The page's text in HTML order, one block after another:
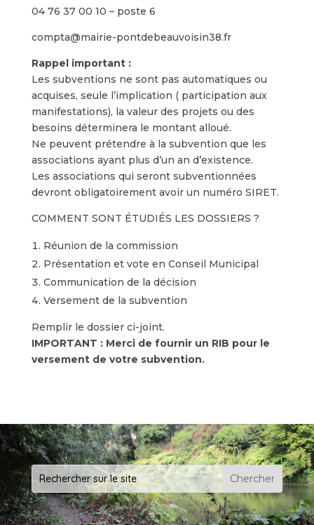
04 76 37 00 10 – poste 6
compta@mairie-pontdebeauvoisin38.fr
Rappel important :
Les subventions ne sont pas automatiques ou
acquises, seule l’implication ( participation aux
manifestations), la valeur des projets ou des
besoins déterminera le montant alloué.
Ne peuvent prétendre à la subvention que les
associations ayant plus d’un an d’existence.
Les associations qui seront subventionnées
devront obligatoirement avoir un numéro SIRET.
COMMENT SONT ÉTUDIÉS LES DOSSIERS ?
Réunion de la commission
Présentation et vote en Conseil Municipal
Communication de la décision
Versement de la subvention
Remplir le dossier ci-joint.
IMPORTANT : Merci de fournir un RIB pour le
versement de votre subvention.